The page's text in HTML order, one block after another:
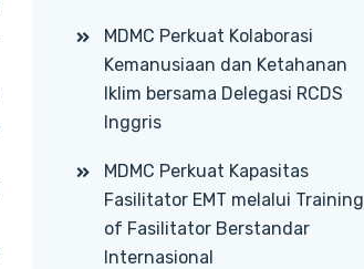
MDMC Perkuat Kolaborasi
Kemanusiaan dan Ketahanan
Iklim bersama Delegasi RCDS
Inggris
MDMC Perkuat Kapasitas
Fasilitator EMT melalui Training
of Fasilitator Berstandar
Internasional